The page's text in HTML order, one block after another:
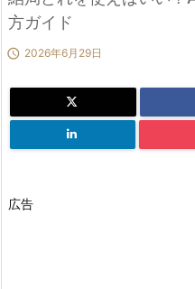
方ガイド
 2026年6月29日
広告